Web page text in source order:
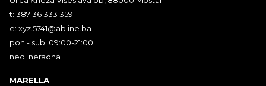
t: 387 36 333 359
e: xyz.5741@abline.ba
pon - sub: 09:00-21:00
ned: neradna
MARELLA